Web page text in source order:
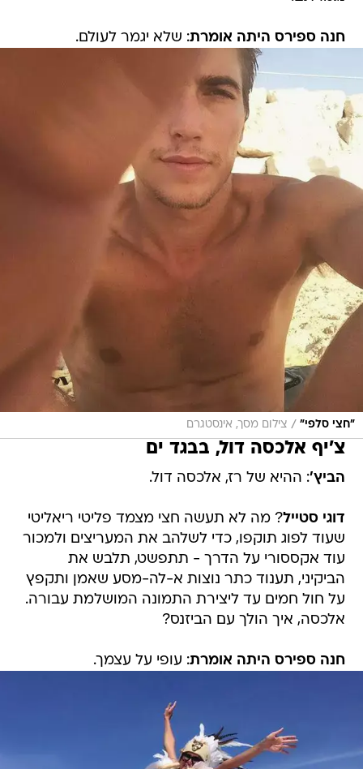
חנה ספירס היתה אומרת: שלא יגמר לעולם.
"חצי סלפי" / צילום מסך, אינסטגרם
צ'יף אלכסה דול, בבגד ים
הביץ': ההיא של רז, אלכסה דול.
דוגי סטייל? מה לא תעשה חצי מצמד פליטי ריאליטי
שעוד לפוג תוקפו, כדי לשלהב את המעריצים ולמכור
עוד אקססורי על הדרך - תתפשט, תלבש את
הביקיני, תענוד כתר נוצות א-לה-מסע שאמן ותקפץ
על חול חמים עד ליצירת התמונה המושלמת עבורה.
אלכסה, איך הולך עם הביזנס?
חנה ספירס היתה אומרת: עופי על עצמך.